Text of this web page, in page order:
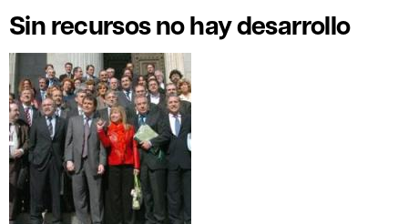
Sin recursos no hay desarrollo